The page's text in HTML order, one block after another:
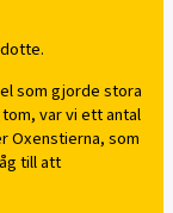
som gjorde stora
var vi ett antal
Oxenstierna, som
till att